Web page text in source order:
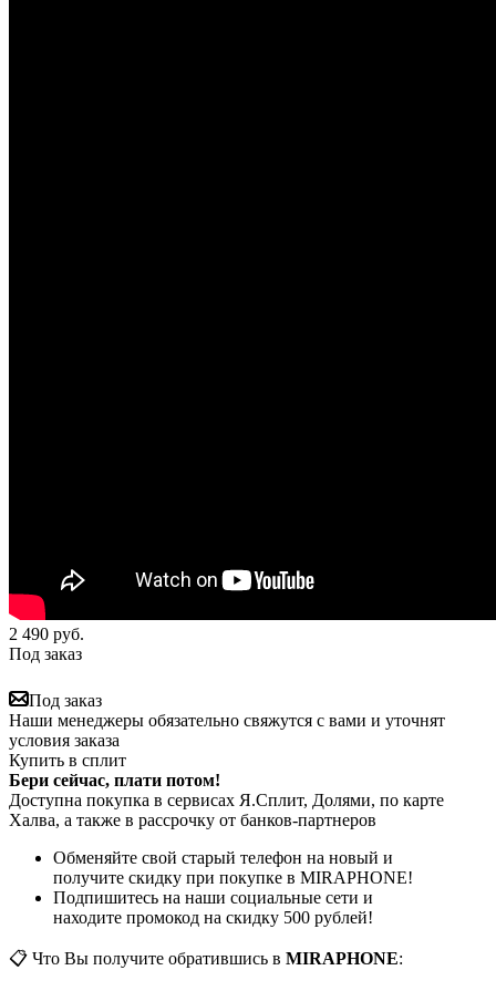
2 490 руб.
Под заказ
Под заказ
Наши менеджеры обязательно свяжутся с вами и уточнят
условия заказа
Купить в сплит
Бери сейчас, плати потом!
Доступна покупка в сервисах Я.Сплит, Долями, по карте
Халва, а также в рассрочку от банков-партнеров
Обменяйте свой старый телефон на новый и
получите скидку при покупке в MIRAPHONE!
Подпишитесь на наши социальные сети и
находите промокод на скидку 500 рублей!
📋 Что Вы получите обратившись в MIRAPHONE: